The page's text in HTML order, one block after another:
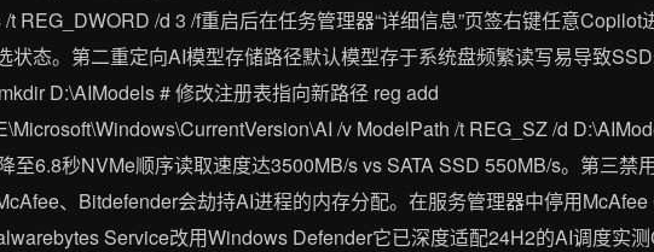
t REG_DWORD /d 3 /f重启后在任务管理器“详细信息”页签右键任意
状态。第二重定向AI模型存储路径默认模型存于系统盘频繁读写易导致
D:\AIModels # 修改注册表指向新路径 reg add
/v ModelPath /t REG_SZ /d
至6.8秒NVMe顺序读取速度达3500MB/s vs SATA SSD 550MB/s。第三禁
、Bitdefender会劫持AI进程的内存分配。在服务管理器中停用
Service改用Windows Defender它已深度适配24H2的AI调度实